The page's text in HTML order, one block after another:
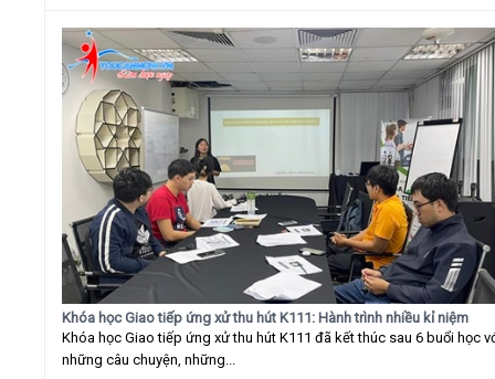
Khóa học Giao tiếp ứng xử thu hút K111: Hành trình nhiều kỉ niệm
Khóa học Giao tiếp ứng xử thu hút K111 đã kết thúc sau 6 buổi học
những câu chuyện, những...